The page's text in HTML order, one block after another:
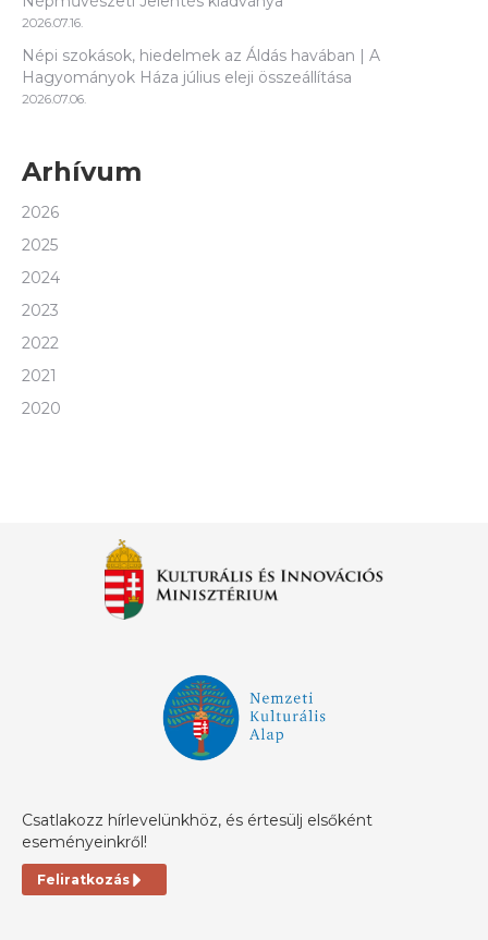
2026.07.16.
Népi szokások, hiedelmek az Áldás havában | A
Hagyományok Háza július eleji összeállítása
2026.07.06.
Arhívum
2026
2025
2024
2023
2022
2021
2020
Csatlakozz hírlevelünkhöz, és értesülj elsőként
eseményeinkről!
Feliratkozás